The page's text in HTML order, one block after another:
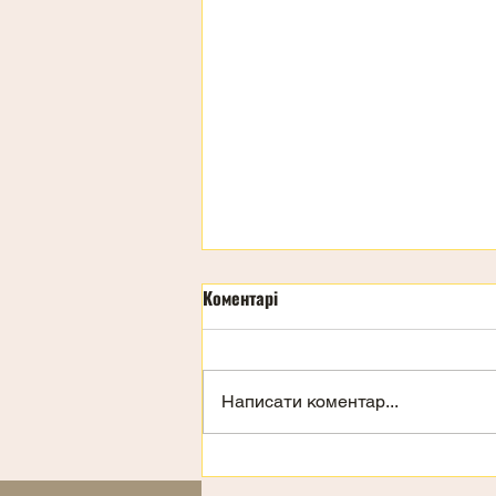
Коментарі
Написати коментар...